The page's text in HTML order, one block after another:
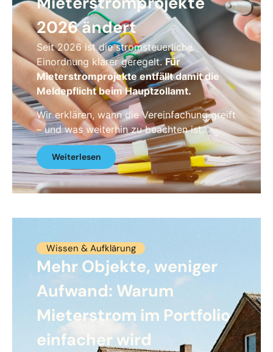
2026 ändert
Seit 2026 ist die stromsteuerliche
Einordnung klarer geregelt.Für
Mieterstromprojekte entfällt damit die
Meldepflicht beim Hauptzollamt.
Wir erklären, wann die Vereinfachung greift
– und was weiterhin zu beachten ist.
Weiterlesen
Wissen & Aufklärung
Mehr Objekte, weniger
Aufwand: Warum
Mieterstrom im Portfolio
einfacher wird